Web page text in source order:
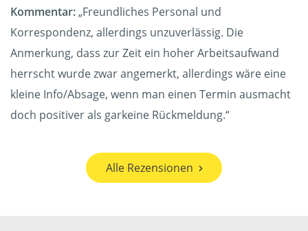
Kommentar:„Freundliches Personal und
Korrespondenz, allerdings unzuverlässig. Die
Anmerkung, dass zur Zeit ein hoher Arbeitsaufwand
herrscht wurde zwar angemerkt, allerdings wäre eine
kleine Info/Absage, wenn man einen Termin ausmacht
doch positiver als garkeine Rückmeldung.“
Alle Rezensionen